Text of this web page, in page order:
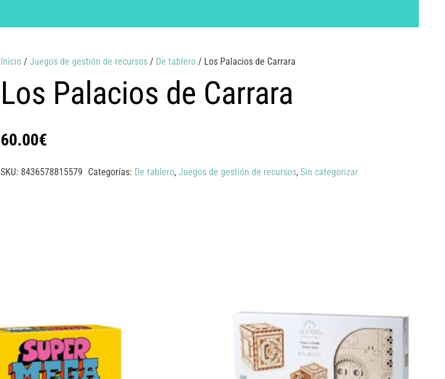
Inicio/ Juegos de gestión de recursos/ De tablero/ Los Palacios de Carrara
Los Palacios de Carrara
60.00€
SKU: 8436578815579 Categorías: De tablero, Juegos de gestión de recursos, Sin categorizar